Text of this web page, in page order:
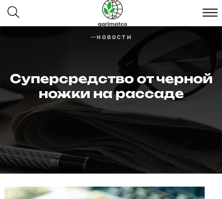
НОВОСТИ
Суперсредство от черной
ножки на рассаде